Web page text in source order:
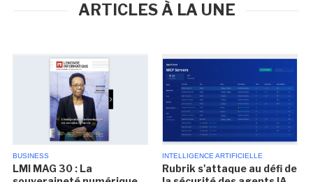
ARTICLES À LA UNE
BUSINESS
LMI MAG 30 : La
INTELLIGENCE ARTIFICIELLE
Rubrik s'attaque au défi de